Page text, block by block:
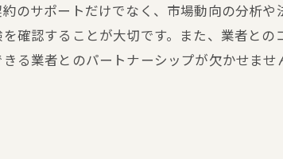
のサポートだけでなく、市場動向の分析や
確認することが大切です。また、業者との
る業者とのパートナーシップが欠かせませ